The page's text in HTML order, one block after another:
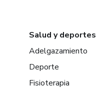
Salud y deportes
Adelgazamiento
Deporte
Fisioterapia